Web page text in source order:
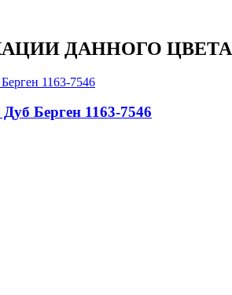
ДАННОГО ЦВЕТА
Берген 1163-7546